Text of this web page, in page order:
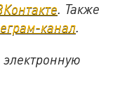
. Также
канал.